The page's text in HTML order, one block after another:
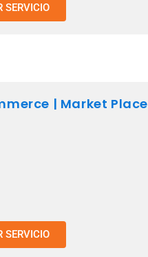
SERVICIO
| Market Place
SERVICIO